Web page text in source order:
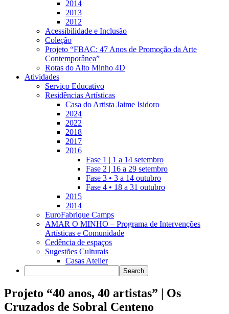
2014
2013
2012
Acessibilidade e Inclusão
Coleção
Projeto “FBAC: 47 Anos de Promoção da Arte
Contemporânea”
Rotas do Alto Minho 4D
Atividades
Serviço Educativo
Residências Artísticas
Casa do Artista Jaime Isidoro
2024
2022
2018
2017
2016
Fase 1 | 1 a 14 setembro
Fase 2 | 16 a 29 setembro
Fase 3 • 3 a 14 outubro
Fase 4 • 18 a 31 outubro
2015
2014
EuroFabrique Camps
AMAR O MINHO – Programa de Intervenções
Artísticas e Comunidade
Cedência de espaços
Sugestões Culturais
Casas Atelier
Projeto “40 anos, 40 artistas” | Os
Cruzados de Sobral Centeno